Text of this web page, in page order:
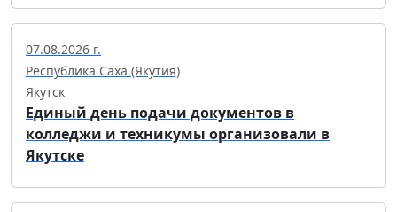
07.08.2026 г.
Республика Саха (Якутия)
Якутск
Единый день подачи документов в
колледжи и техникумы организовали в
Якутске